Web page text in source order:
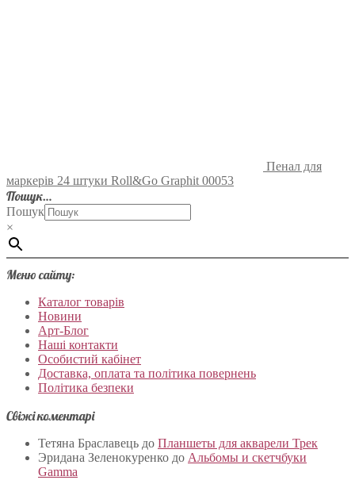
Пенал для
маркерів 24 штуки Roll&Go Graphit 00053
Пошук…
Пошук
×
Меню сайту:
Каталог товарів
Новини
Арт-Блог
Наші контакти
Особистий кабінет
Доставка, оплата та політика повернень
Політика безпеки
Свіжі коментарі
Тетяна Браславець до Планшеты для акварели Трек
Эридана Зеленокуренко до Альбомы и скетчбуки
Gamma